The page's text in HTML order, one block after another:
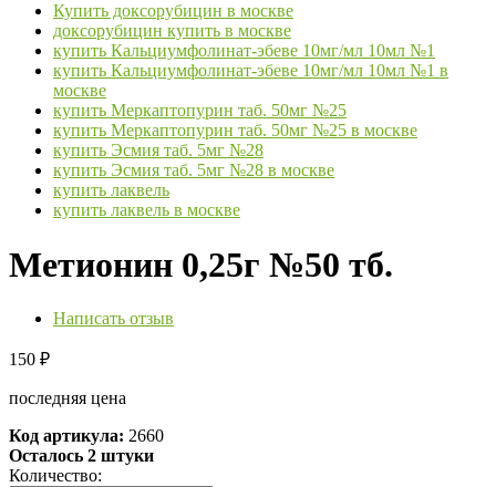
Купить доксорубицин в москве
доксорубицин купить в москве
купить Кальциумфолинат-эбеве 10мг/мл 10мл №1
купить Кальциумфолинат-эбеве 10мг/мл 10мл №1 в
москве
купить Меркаптопурин таб. 50мг №25
купить Меркаптопурин таб. 50мг №25 в москве
купить Эсмия таб. 5мг №28
купить Эсмия таб. 5мг №28 в москве
купить лаквель
купить лаквель в москве
Метионин 0,25г №50 тб.
Написать отзыв
150 ₽
последняя цена
Код артикула: 2660
Осталось 2 штуки
Количество: